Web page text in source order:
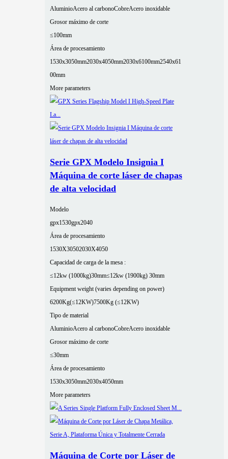
AluminioAcero al carbonoCobreAcero inoxidable
Grosor máximo de corte
≤100mm
Área de procesamiento
1530x3050mm2030x4050mm2030x6100mm2540x61
00mm
More parameters
Serie GPX Modelo Insignia I
Máquina de corte láser de chapas
de alta velocidad
Modelo
gpx1530gpx2040
Área de procesamiento
1530X30502030X4050
Capacidad de carga de la mesa :
≤12kw (1000kg)30mm≤12kw (1900kg) 30mm
Equipment weight (varies depending on power)
6200Kg(≤12KW)7500Kg (≤12KW)
Tipo de material
AluminioAcero al carbonoCobreAcero inoxidable
Grosor máximo de corte
≤30mm
Área de procesamiento
1530x3050mm2030x4050mm
More parameters
Máquina de Corte por Láser de